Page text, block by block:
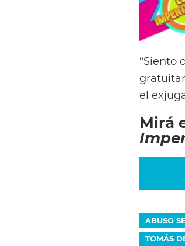
“Siento
el
Mirá
ABUSO
TOMÁS